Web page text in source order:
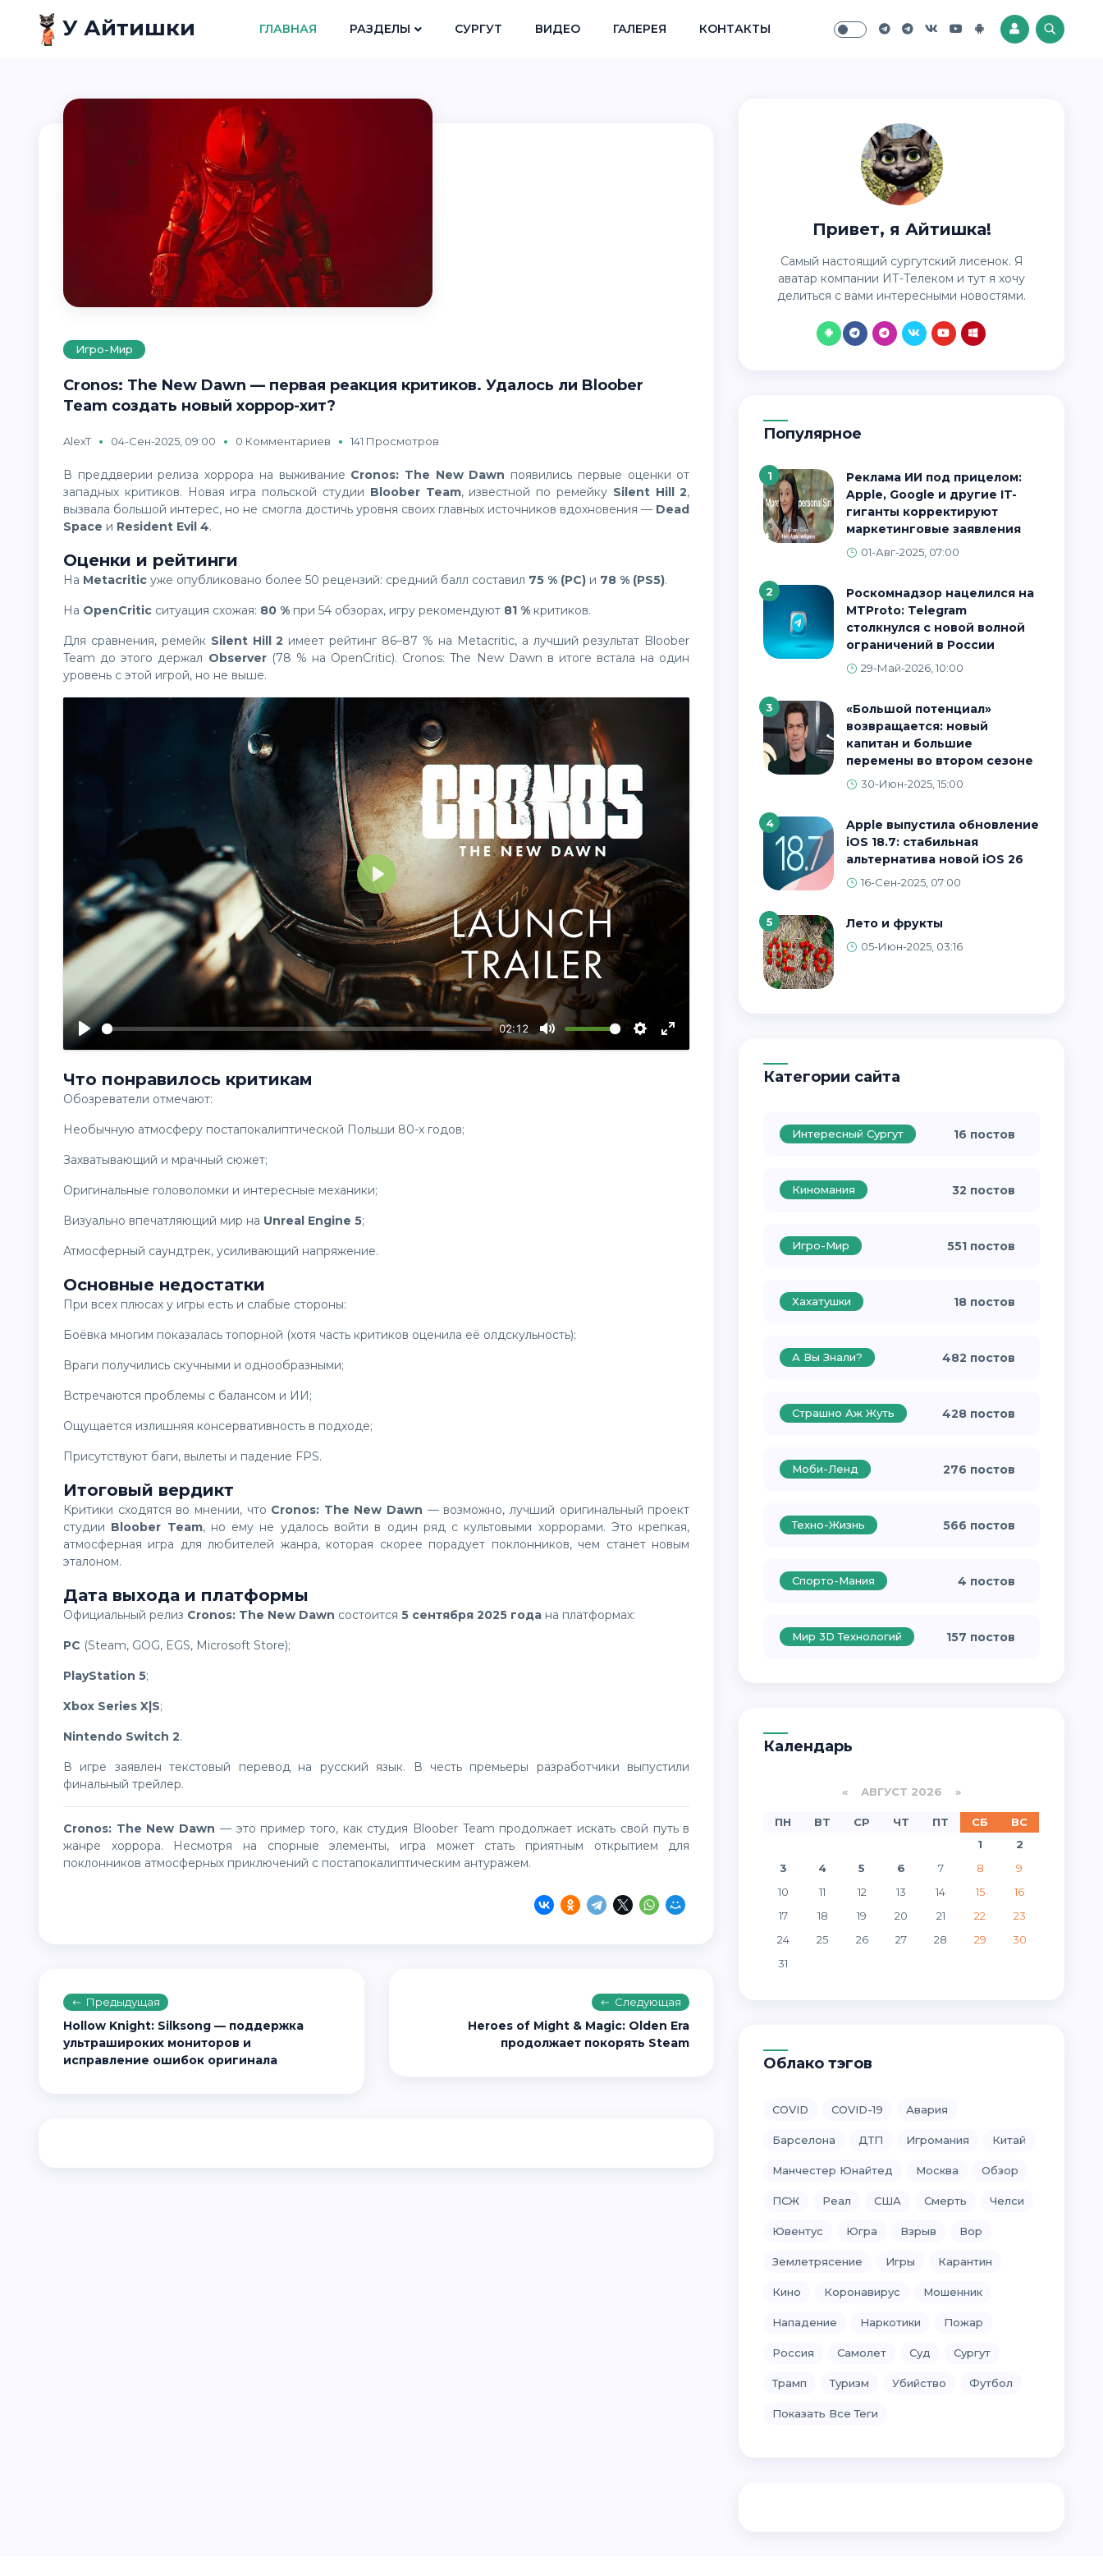
У Айтишки ГЛАВНАЯ РАЗДЕЛЫ СУРГУТ ВИДЕО ГАЛЕРЕЯ КОНТАКТЫ
Игро-Мир
Cronos: The New Dawn — первая реакция критиков. Удалось ли Bloober
Team создать новый хоррор-хит?
AlexT 04-Сен-2025, 09:00 0 Комментариев 141 Просмотров
В преддверии релиза хоррора на выживание Cronos: The New Dawn появились первые оценки от
западных критиков. Новая игра польской студии Bloober Team, известной по ремейку Silent Hill 2,
вызвала большой интерес, но не смогла достичь уровня своих главных источников вдохновения — Dead
Space и Resident Evil 4.
Оценки и рейтинги
На Metacritic уже опубликовано более 50 рецензий: средний балл составил 75 % (PC) и 78 % (PS5).
На OpenCritic ситуация схожая: 80 % при 54 обзорах, игру рекомендуют 81 % критиков.
Для сравнения, ремейк Silent Hill 2 имеет рейтинг 86–87 % на Metacritic, а лучший результат Bloober
Team до этого держал Observer(78 % на OpenCritic). Cronos: The New Dawn в итоге встала на один
уровень с этой игрой, но не выше.
02:12
Воспроизвести
Что понравилось критикам
Обозреватели отмечают:
необычную атмосферу постапокалиптической Польши 80-х годов;
захватывающий и мрачный сюжет;
оригинальные головоломки и интересные механики;
визуально впечатляющий мир на Unreal Engine 5;
атмосферный саундтрек, усиливающий напряжение.
Основные недостатки
При всех плюсах у игры есть и слабые стороны:
боёвка многим показалась топорной (хотя часть критиков оценила её олдскульность);
враги получились скучными и однообразными;
встречаются проблемы с балансом и ИИ;
ощущается излишняя консервативность в подходе;
присутствуют баги, вылеты и падение FPS.
Итоговый вердикт
Критики сходятся во мнении, что Cronos: The New Dawn — возможно, лучший оригинальный проект
студии Bloober Team, но ему не удалось войти в один ряд с культовыми хоррорами. Это крепкая,
атмосферная игра для любителей жанра, которая скорее порадует поклонников, чем станет новым
эталоном.
Дата выхода и платформы
Официальный релиз Cronos: The New Dawn состоится 5 сентября 2025 года на платформах:
PC (Steam, GOG, EGS, Microsoft Store);
PlayStation 5;
Xbox Series X|S;
Nintendo Switch 2.
В игре заявлен текстовый перевод на русский язык. В честь премьеры разработчики выпустили
финальный трейлер.
Cronos: The New Dawn — это пример того, как студия Bloober Team продолжает искать свой путь в
жанре хоррора. Несмотря на спорные элементы, игра может стать приятным открытием для
поклонников атмосферных приключений с постапокалиптическим антуражем.
Предыдущая
Hollow Knight: Silksong — поддержка
ультрашироких мониторов и
исправление ошибок оригинала
Следующая
Heroes of Might & Magic: Olden Era
продолжает покорять Steam
Привет, я Айтишка!
Самый настоящий сургутский лисенок. Я
аватар компании ИТ-Телеком и тут я хочу
делиться с вами интересными новостями.
Популярное
1
Реклама ИИ под прицелом:
Apple, Google и другие IT-
гиганты корректируют
маркетинговые заявления
01-Авг-2025, 07:00
2
Роскомнадзор нацелился на
MTProto: Telegram
столкнулся с новой волной
ограничений в России
29-Май-2026, 10:00
3
«Большой потенциал»
возвращается: новый
капитан и большие
перемены во втором сезоне
30-Июн-2025, 15:00
4
Apple выпустила обновление
iOS 18.7: стабильная
альтернатива новой iOS 26
16-Сен-2025, 07:00
5 Лето и фрукты
05-Июн-2025, 03:16
Категории сайта
Интересный Сургут 16 постов
Киномания 32 постов
Игро-Мир 551 постов
Хахатушки 18 постов
А Вы Знали? 482 постов
Страшно Аж Жуть 428 постов
Моби-Ленд 276 постов
Техно-Жизнь 566 постов
Спорто-Мания 4 постов
Мир 3D Технологий 157 постов
Календарь
«АВГУСТ 2026 »
ПН ВТ СР ЧТ ПТ СБ
ВС
1
2
3
4 5 6 7 8
9
10
11 12 13 14 15
16
17
18 19 20 21 22
23
24
25 26 27 28 29
30
31
Облако тэгов
COVID COVID-19 Авария
Барселона ДТП Игромания Китай
Манчестер Юнайтед Москва Обзор
ПСЖ Реал США Смерть Челси
Ювентус Югра Взрыв Вор
Землетрясение Игры Карантин
Кино Коронавирус Мошенник
Нападение Наркотики Пожар
Россия Самолет Суд Сургут
Трамп Туризм Убийство Футбол
Показать Все Теги